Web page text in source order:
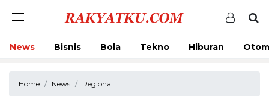
News Bisnis Bola Tekno Hiburan
Home News Regional